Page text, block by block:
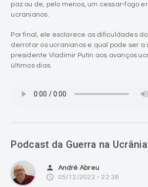
paz ou de, pelo menos, um cessar-fogo
ucranianos.
Por final, ele esclarece as dificuldades
derrotar os ucranianos e qual pode ser a
presidente Vladimir Putin aos avanços
últimos dias.
Podcast da Guerra na
person André Abreu
access_time 05/12/2022 - 22:38